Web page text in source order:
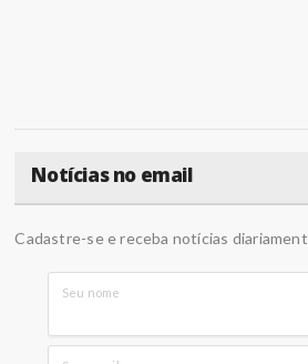
Notícias no email
Cadastre-se e receba notícias
Seu nome